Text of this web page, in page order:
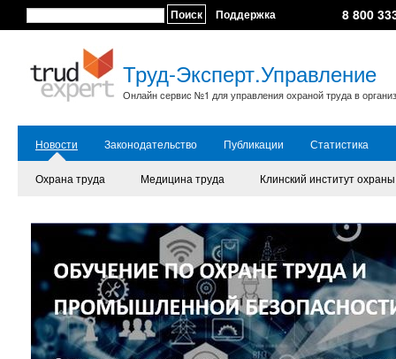
Поиск Поддержка 8 800
Труд-Эксперт.Управление
Онлайн сервис №1 для управления охраной труда в
Новости Законодательство Публикации Статистика
Охрана труда Медицина труда Клинский институт